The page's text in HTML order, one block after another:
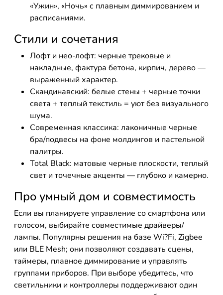
«Ужин», «Ночь» с плавным диммированием и
расписаниями.
Стили и сочетания
Лофт и нео-лофт: черные трековые и
накладные, фактура бетона, кирпич, дерево —
выраженный характер.
Скандинавский: белые стены + черные точки
света + теплый текстиль = уют без визуального
шума.
Современная классика: лаконичные черные
бра/подвесы на фоне молдингов и пастельной
палитры.
Total Black: матовые черные плоскости, теплый
свет и точечные акценты — глубоко и камерно.
Про умный дом и совместимость
Если вы планируете управление со смартфона или
голосом, выбирайте совместимые драйверы/
лампы. Популярны решения на базе Wi?Fi, Zigbee
или BLE Mesh; они позволяют создавать сцены,
таймеры, плавное диммирование и управлять
группами приборов. При выборе убедитесь, что
светильники и контроллеры поддерживают один